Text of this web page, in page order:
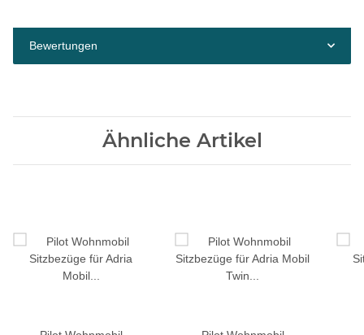
Bewertungen
Ähnliche Artikel